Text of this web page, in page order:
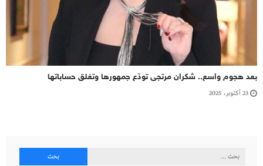
بعد هجوم واسع.. شكران مرتجى تودّع جمهورها وتغلق حساباتها
23 أكتوبر، 2025
البحث